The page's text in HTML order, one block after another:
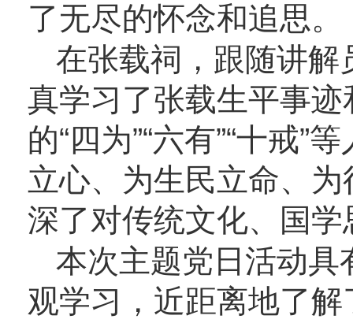
了无尽的怀念和追思。
在张载祠，跟随讲解
真学习了张载生平事迹
的“四为”“六有”“十戒”
立心、为生民立命、
深了对传统文化、国
本次主题党日活动具
观学习，近距离地了